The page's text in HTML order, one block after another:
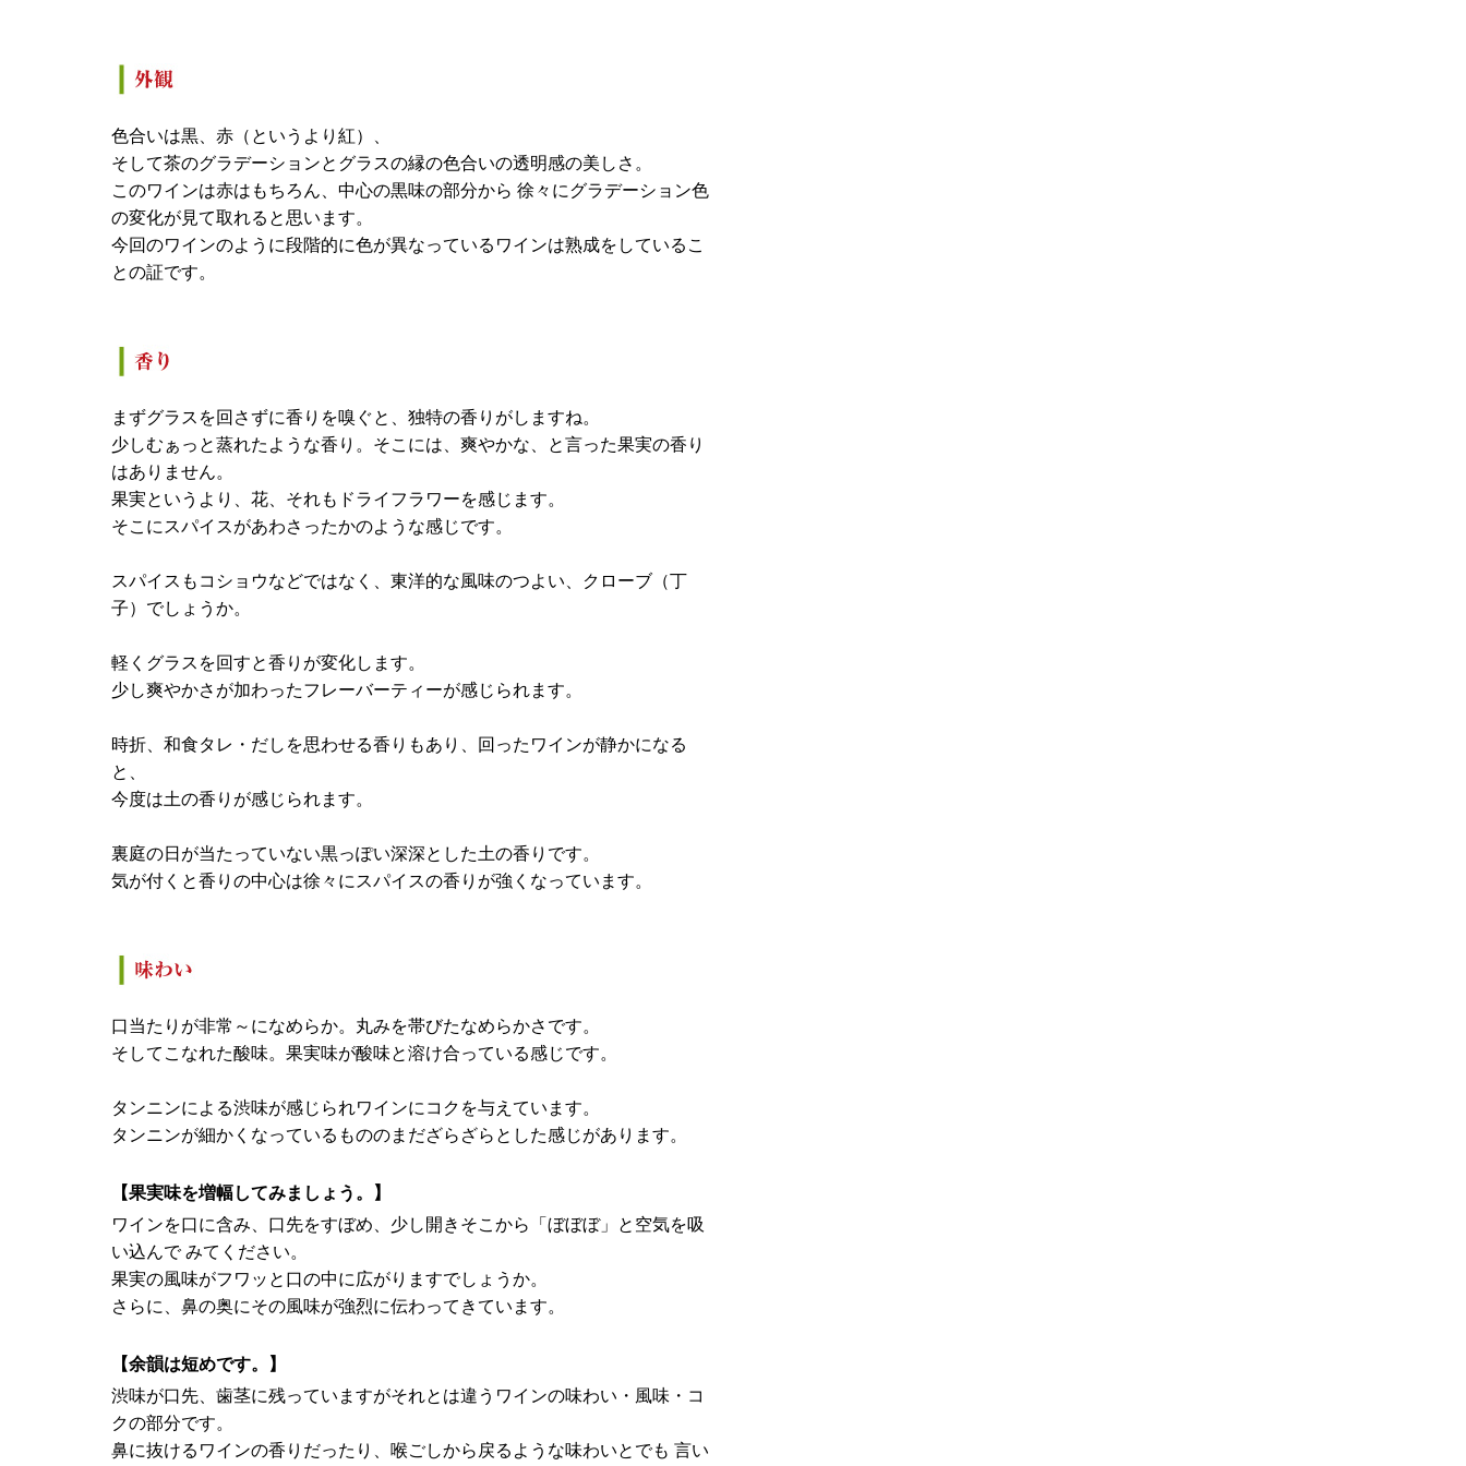
色合いは黒、赤（というより紅）、
そして茶のグラデーションとグラスの縁の色合いの透明感の美しさ。
このワインは赤はもちろん、中心の黒味の部分から 徐々にグラデーション色
の変化が見て取れると思います。
今回のワインのように段階的に色が異なっているワインは熟成をしているこ
との証です。
まずグラスを回さずに香りを嗅ぐと、独特の香りがしますね。
少しむぁっと蒸れたような香り。そこには、爽やかな、と言った果実の香り
はありません。
果実というより、花、それもドライフラワーを感じます。
そこにスパイスがあわさったかのような感じです。
スパイスもコショウなどではなく、東洋的な風味のつよい、クローブ（丁
子）でしょうか。
軽くグラスを回すと香りが変化します。
少し爽やかさが加わったフレーバーティーが感じられます。
時折、和食タレ・だしを思わせる香りもあり、回ったワインが静かになる
と、
今度は土の香りが感じられます。
裏庭の日が当たっていない黒っぽい深深とした土の香りです。
気が付くと香りの中心は徐々にスパイスの香りが強くなっています。
口当たりが非常～になめらか。丸みを帯びたなめらかさです。
そしてこなれた酸味。果実味が酸味と溶け合っている感じです。
タンニンによる渋味が感じられワインにコクを与えています。
タンニンが細かくなっているもののまだざらざらとした感じがあります。
【果実味を増幅してみましょう。】
ワインを口に含み、口先をすぼめ、少し開きそこから「ぼぼぼ」と空気を吸
い込んで みてください。
果実の風味がフワッと口の中に広がりますでしょうか。
さらに、鼻の奥にその風味が強烈に伝わってきています。
【余韻は短めです。】
渋味が口先、歯茎に残っていますがそれとは違うワインの味わい・風味・コ
クの部分です。
鼻に抜けるワインの香りだったり、喉ごしから戻るような味わいとでも 言い